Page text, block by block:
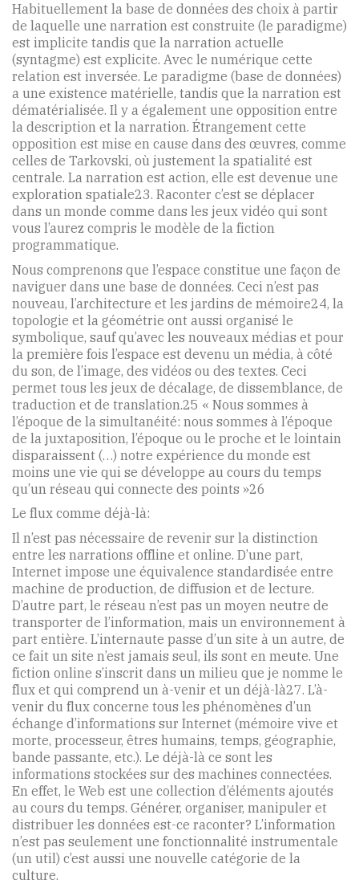
Habituellement la base de données des choix à partir
de laquelle une narration est construite (le paradigme)
est implicite tandis que la narration actuelle
(syntagme) est explicite. Avec le numérique cette
relation est inversée. Le paradigme (base de données)
a une existence matérielle, tandis que la narration est
dématérialisée. Il y a également une opposition entre
la description et la narration. Étrangement cette
opposition est mise en cause dans des œuvres, comme
celles de Tarkovski, où justement la spatialité est
centrale. La narration est action, elle est devenue une
exploration spatiale23. Raconter c’est se déplacer
dans un monde comme dans les jeux vidéo qui sont
vous l’aurez compris le modèle de la fiction
programmatique.
Nous comprenons que l’espace constitue une façon de
naviguer dans une base de données. Ceci n’est pas
nouveau, l’architecture et les jardins de mémoire24, la
topologie et la géométrie ont aussi organisé le
symbolique, sauf qu’avec les nouveaux médias et pour
la première fois l’espace est devenu un média, à côté
du son, de l’image, des vidéos ou des textes. Ceci
permet tous les jeux de décalage, de dissemblance, de
traduction et de translation.25 « Nous sommes à
l’époque de la simultanéité: nous sommes à l’époque
de la juxtaposition, l’époque ou le proche et le lointain
disparaissent (…) notre expérience du monde est
moins une vie qui se développe au cours du temps
qu’un réseau qui connecte des points »26
Le flux comme déjà-là:
Il n’est pas nécessaire de revenir sur la distinction
entre les narrations offline et online. D’une part,
Internet impose une équivalence standardisée entre
machine de production, de diffusion et de lecture.
D’autre part, le réseau n’est pas un moyen neutre de
transporter de l’information, mais un environnement à
part entière. L’internaute passe d’un site à un autre, de
ce fait un site n’est jamais seul, ils sont en meute. Une
fiction online s’inscrit dans un milieu que je nomme le
flux et qui comprend un à-venir et un déjà-là27. L’à-
venir du flux concerne tous les phénomènes d’un
échange d’informations sur Internet (mémoire vive et
morte, processeur, êtres humains, temps, géographie,
bande passante, etc.). Le déjà-là ce sont les
informations stockées sur des machines connectées.
En effet, le Web est une collection d’éléments ajoutés
au cours du temps. Générer, organiser, manipuler et
distribuer les données est-ce raconter? L’information
n’est pas seulement une fonctionnalité instrumentale
(un util) c’est aussi une nouvelle catégorie de la
culture.